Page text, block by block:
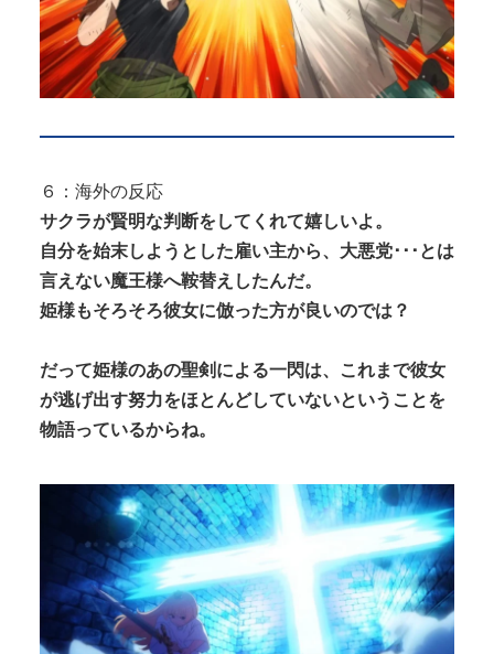
６：海外の反応
サクラが賢明な判断をしてくれて嬉しいよ。
自分を始末しようとした雇い主から、大悪党･･･とは
言えない魔王様へ鞍替えしたんだ。
姫様もそろそろ彼女に倣った方が良いのでは？
だって姫様のあの聖剣による一閃は、これまで彼女
が逃げ出す努力をほとんどしていないということを
物語っているからね。